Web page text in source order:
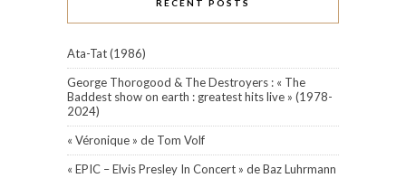
RECENT POSTS
Ata-Tat (1986)
George Thorogood & The Destroyers : « The
Baddest show on earth : greatest hits live » (1978-
2024)
« Véronique » de Tom Volf
« EPIC – Elvis Presley In Concert » de Baz Luhrmann